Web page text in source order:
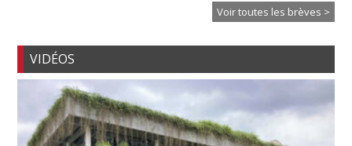
Voir toutes les brèves >
VIDÉOS